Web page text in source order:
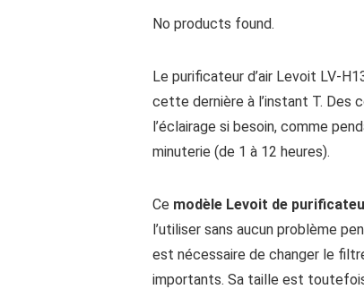
No products found.
Le purificateur d’air Levoit LV-
cette dernière à l’instant T. Des
l’éclairage si besoin, comme
minuterie (de 1 à 12 heures).
Ce modèle Levoit de
l’utiliser sans aucun problème
est nécessaire de changer le
importants. Sa taille est